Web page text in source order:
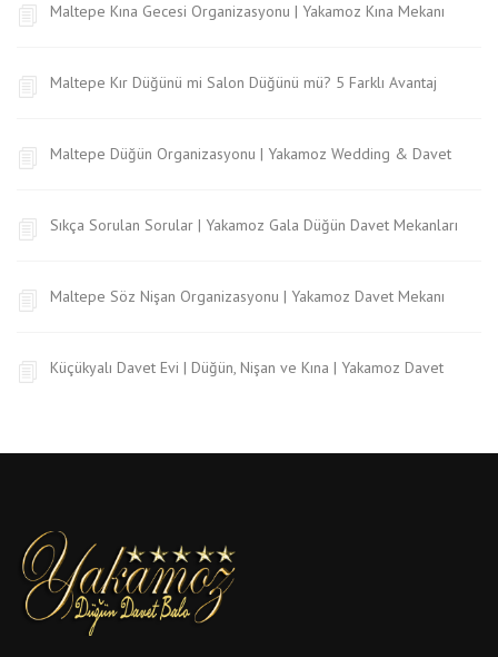
Maltepe Kına Gecesi Organizasyonu | Yakamoz Kına Mekanı
Maltepe Kır Düğünü mi Salon Düğünü mü? 5 Farklı Avantaj
Maltepe Düğün Organizasyonu | Yakamoz Wedding & Davet
Sıkça Sorulan Sorular | Yakamoz Gala Düğün Davet Mekanları
Maltepe Söz Nişan Organizasyonu | Yakamoz Davet Mekanı
Küçükyalı Davet Evi | Düğün, Nişan ve Kına | Yakamoz Davet